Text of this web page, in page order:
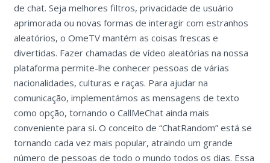
de chat. Seja melhores filtros, privacidade de usuário
aprimorada ou novas formas de interagir com estranhos
aleatórios, o OmeTV mantém as coisas frescas e
divertidas. Fazer chamadas de vídeo aleatórias na nossa
plataforma permite-lhe conhecer pessoas de várias
nacionalidades, culturas e raças. Para ajudar na
comunicação, implementámos as mensagens de texto
como opção, tornando o CallMeChat ainda mais
conveniente para si. O conceito de “ChatRandom” está se
tornando cada vez mais popular, atraindo um grande
número de pessoas de todo o mundo todos os dias. Essa